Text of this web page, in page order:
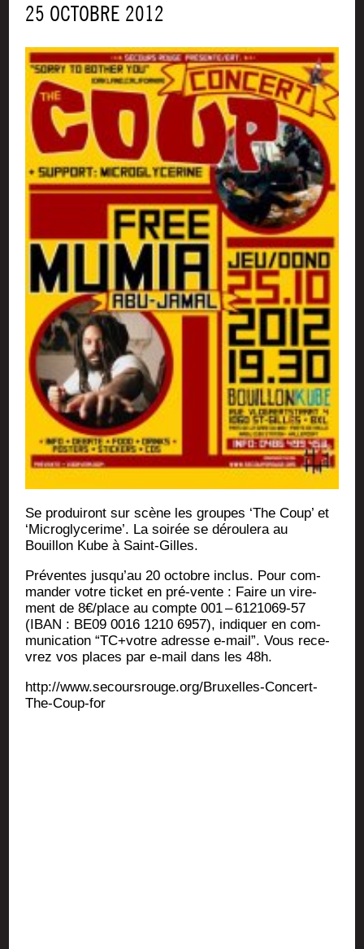
25 OCTOBRE 2012
Se pro­dui­ront sur scène les groupes ‘The Coup’ et
‘Micro­gly­ce­rime’. La soi­rée se dérou­le­ra au
Bouillon Kube à Saint-Gilles.
Pré­ventes jusqu’au 20 octobre inclus. Pour com­
man­der votre ticket en pré-vente : Faire un vire­
ment de 8€/place au compte 001 – 6121069-57
(IBAN : BE09 0016 1210 6957), indi­quer en com­
mu­ni­ca­tion “TC+votre adresse e‑mail”. Vous rece­
vrez vos places par e‑mail dans les 48h.
http://www.secoursrouge.org/Bruxelles-Concert-
The-Coup-for